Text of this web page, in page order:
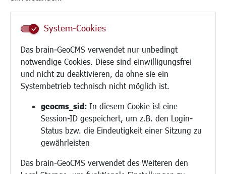
System-Cookies
Das brain-GeoCMS verwendet nur unbedingt
notwendige Cookies. Diese sind einwilligungsfrei
und nicht zu deaktivieren, da ohne sie ein
Systembetrieb technisch nicht möglich ist.
geocms_sid: In diesem Cookie ist eine
Session-ID gespeichert, um z.B. den Login-
Status bzw. die Eindeutigkeit einer Sitzung zu
gewährleisten
Das brain-GeoCMS verwendet des Weiteren den
Schule
Demokratie leben
Ukrainehilfe
Hilfe für Geflüchtete
Religion
Bauen/Umwelt/Mobilität
Bebauungsplanung
Verkehr/Mobilität